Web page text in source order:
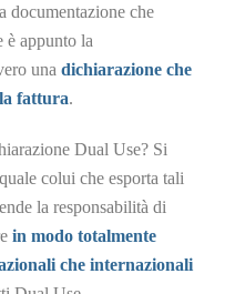
documentazione che
è appunto la
una dichiarazione che
fattura.
Dual Use? Si
colui che esporta tali
la responsabilità di
in modo totalmente
che internazionali